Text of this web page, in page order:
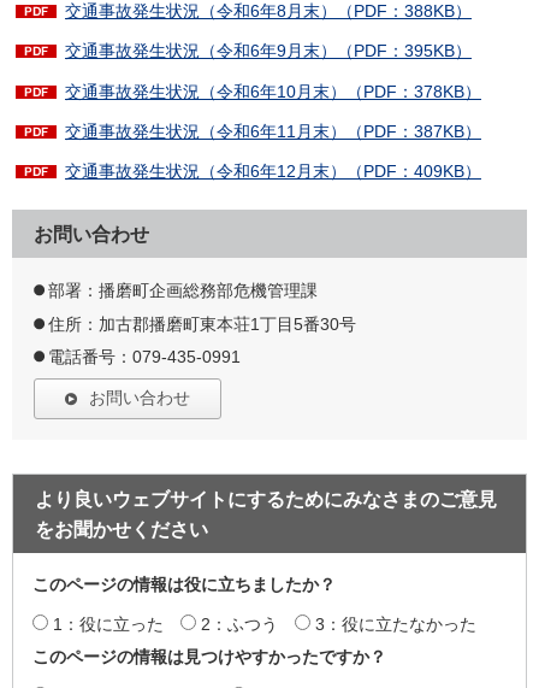
交通事故発生状況（令和6年8月末）（PDF：388KB）
交通事故発生状況（令和6年9月末）（PDF：395KB）
交通事故発生状況（令和6年10月末）（PDF：378KB）
交通事故発生状況（令和6年11月末）（PDF：387KB）
交通事故発生状況（令和6年12月末）（PDF：409KB）
お問い合わせ
部署：播磨町企画総務部危機管理課
住所：加古郡播磨町東本荘1丁目5番30号
電話番号：079-435-0991
お問い合わせ
より良いウェブサイトにするためにみなさまのご意見
をお聞かせください
このページの情報は役に立ちましたか？
1：役に立った 2：ふつう
3：役に立たなかった
このページの情報は見つけやすかったですか？